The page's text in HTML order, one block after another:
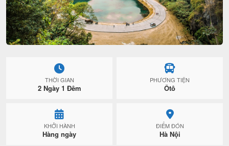
THỜI GIAN
2 Ngày 1 Đêm
PHƯƠNG TIỆN
Ôtô
KHỞI HÀNH
Hàng ngày
ĐIỂM ĐÓN
Hà Nội